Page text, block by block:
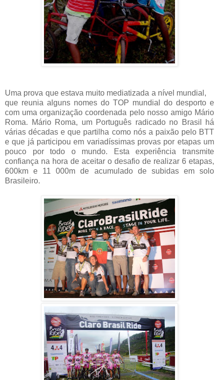
Uma prova que estava muito mediatizada a nível mundial,
que reunia alguns nomes do TOP mundial do desporto e
com uma organização coordenada pelo nosso amigo Mário
Roma. Mário Roma, um Português radicado no Brasil há
várias décadas e que partilha como nós a paixão pelo BTT
e que já participou em variadíssimas provas por etapas um
pouco por todo o mundo. Esta experiência transmite
confiança na hora de aceitar o desafio de realizar 6 etapas,
600km e 11 000m de acumulado de subidas em solo
Brasileiro.